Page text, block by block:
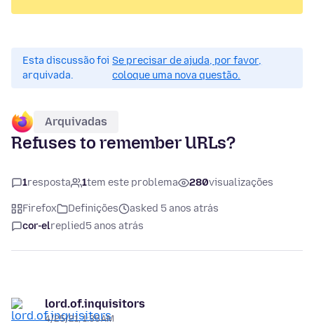
Esta discussão foi
arquivada.
Se precisar de ajuda, por favor,
coloque uma nova questão.
Arquivadas
Refuses to remember URLs?
1resposta 1tem este problema 280visualizações
Firefox Definições
asked 5 anos atrás
cor-elreplied5 anos atrás
lord.of.inquisitors
4/25/21, 1:35 AM